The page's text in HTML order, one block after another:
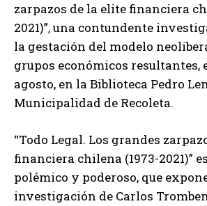
zarpazos de la elite financiera
2021)”, una contundente
la gestación del modelo
grupos económicos resultantes,
agosto, en la Biblioteca Pedro
Municipalidad de Recoleta.
“Todo Legal. Los grandes
financiera chilena (1973-2021)”
polémico y poderoso, que
investigación de Carlos